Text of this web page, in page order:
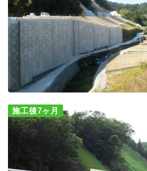
施工後7ヶ月